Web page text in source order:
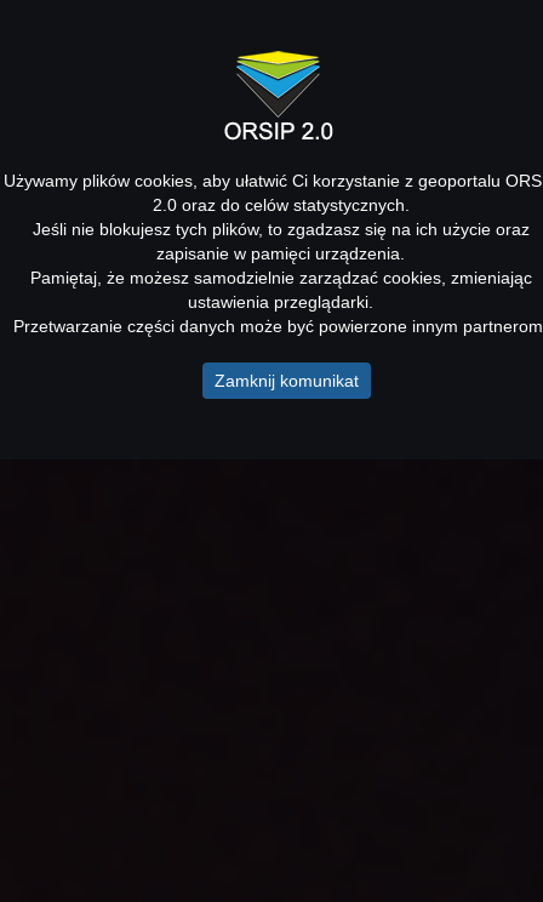
Używamy plików cookies, aby ułatwić Ci korzystanie z geoportalu
2.0 oraz do celów statystycznych.
Jeśli nie blokujesz tych plików, to zgadzasz się na ich użycie oraz
zapisanie w pamięci urządzenia.
Pamiętaj, że możesz samodzielnie zarządzać cookies, zmieniając
ustawienia przeglądarki.
Przetwarzanie części danych może być powierzone innym
Zamknij komunikat